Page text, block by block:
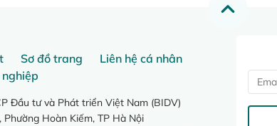
Sơ đồ trang
Liên hệ cá nhân
Đầu tư và Phát triển Việt Nam (BIDV)
Hoàn Kiếm, TP Hà Nội